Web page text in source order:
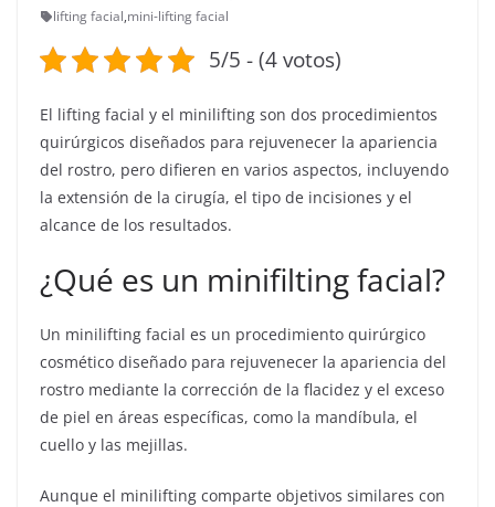
lifting facial,mini-lifting facial
5/5 - (4 votos)
El lifting facial y el minilifting son dos procedimientos
quirúrgicos diseñados para rejuvenecer la apariencia
del rostro, pero difieren en varios aspectos, incluyendo
la extensión de la cirugía, el tipo de incisiones y el
alcance de los resultados.
¿Qué es un minifilting facial?
Un minilifting facial es un procedimiento quirúrgico
cosmético diseñado para rejuvenecer la apariencia del
rostro mediante la corrección de la flacidez y el exceso
de piel en áreas específicas, como la mandíbula, el
cuello y las mejillas.
Aunque el minilifting comparte objetivos similares con